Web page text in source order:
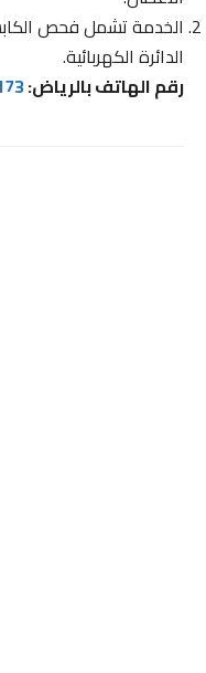
الخدمة تشمل فحص الكابستور
الدائرة الكهربائية.
رقم الهاتف بالرياض: